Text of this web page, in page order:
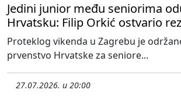
Jedini junior među seniorima
Hrvatsku: Filip Orkić ostvario
Proteklog vikenda u Zagrebu je
prvenstvo Hrvatske za seniore...
27.07.2026. u 20:00